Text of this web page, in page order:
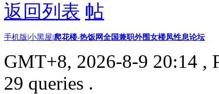
返回列表
手机版|小黑屋|爬花楼-热饭网全国兼职外围女楼凤性息论坛
GMT+8, 2026-8-9 20:14 ,
29 queries .